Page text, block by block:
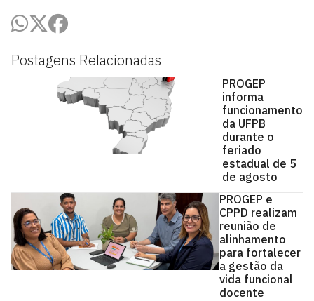
Postagens Relacionadas
PROGEP
informa
funcionamento
da UFPB
durante o
feriado
estadual de 5
de agosto
PROGEP e
CPPD realizam
reunião de
alinhamento
para fortalecer
a gestão da
vida funcional
docente